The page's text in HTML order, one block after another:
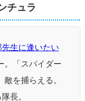
チュラ
生に逢いたい
。「スパイダー
を捕らえる。
長。